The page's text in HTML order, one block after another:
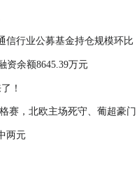
信行业公募基金持仓规模环比
增持主力
资余额8645.39万元
！
赛，北欧主场死守、葡超豪门
两元